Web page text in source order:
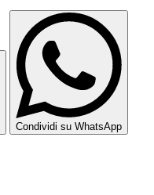
Condividi su WhatsApp